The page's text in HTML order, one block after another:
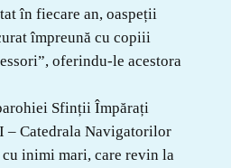
în fiecare an, oaspeții
împreună cu copiii
oferindu-le acestora
Sfinții Împărați
– Catedrala Navigatorilor
inimi mari, care revin la